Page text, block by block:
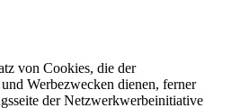
von Cookies, die der
Werbezwecken dienen, ferner
der Netzwerkwerbeinitiative